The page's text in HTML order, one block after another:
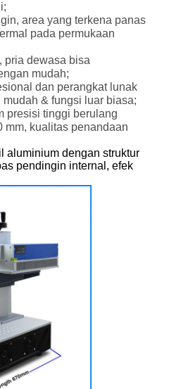
area yang terkena panas
pada permukaan
pria dewasa bisa
mudah;
dan perangkat lunak
& fungsi luar biasa;
presisi tinggi berulang
mm, kualitas penandaan
aluminium dengan struktur
pendingin internal, efek